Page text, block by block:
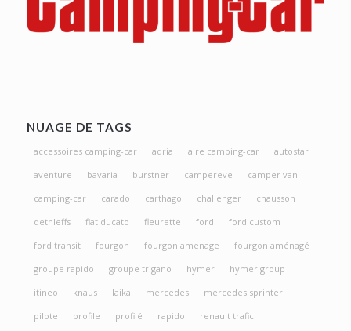
NUAGE DE TAGS
accessoires camping-car adria aire camping-car
autostar
aventure
bavaria burstner campereve
camper van
camping-car
carado carthago challenger
chausson
dethleffs
fiat ducato fleurette ford
ford custom
ford transit
fourgon fourgon amenage
fourgon aménagé
groupe rapido
groupe trigano hymer
hymer group
itineo
knaus laika mercedes
mercedes sprinter
pilote
profile profilé rapido
renault trafic